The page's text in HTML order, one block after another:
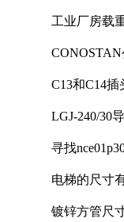
工业厂房载
C13和C14
LGJ-240/30
寻找
电梯的尺寸
镀锌方管尺